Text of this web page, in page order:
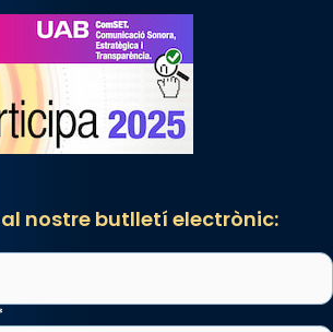
nostre butlletí electrònic: